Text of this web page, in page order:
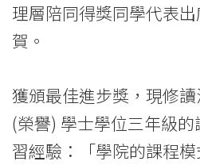
理層陪同得獎同學代表
賀。
獲頒最佳進步獎，現修
(榮譽) 學士學位三年級
習經驗：「學院的課程